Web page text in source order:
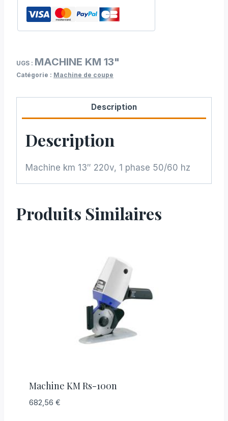
13"
UGS : MACHINE KM 13"
Catégorie : Machine de coupe
Description
Description
Machine km 13″ 220v, 1 phase 50/60 hz
Produits Similaires
Machine KM Rs-100n
682,56 €